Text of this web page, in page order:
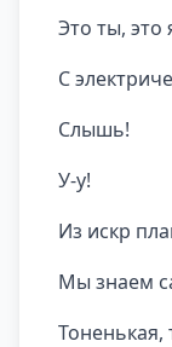
Это ты,
С
Слышь!
У-у!
Из искр
Мы знаем
Тоненькая,